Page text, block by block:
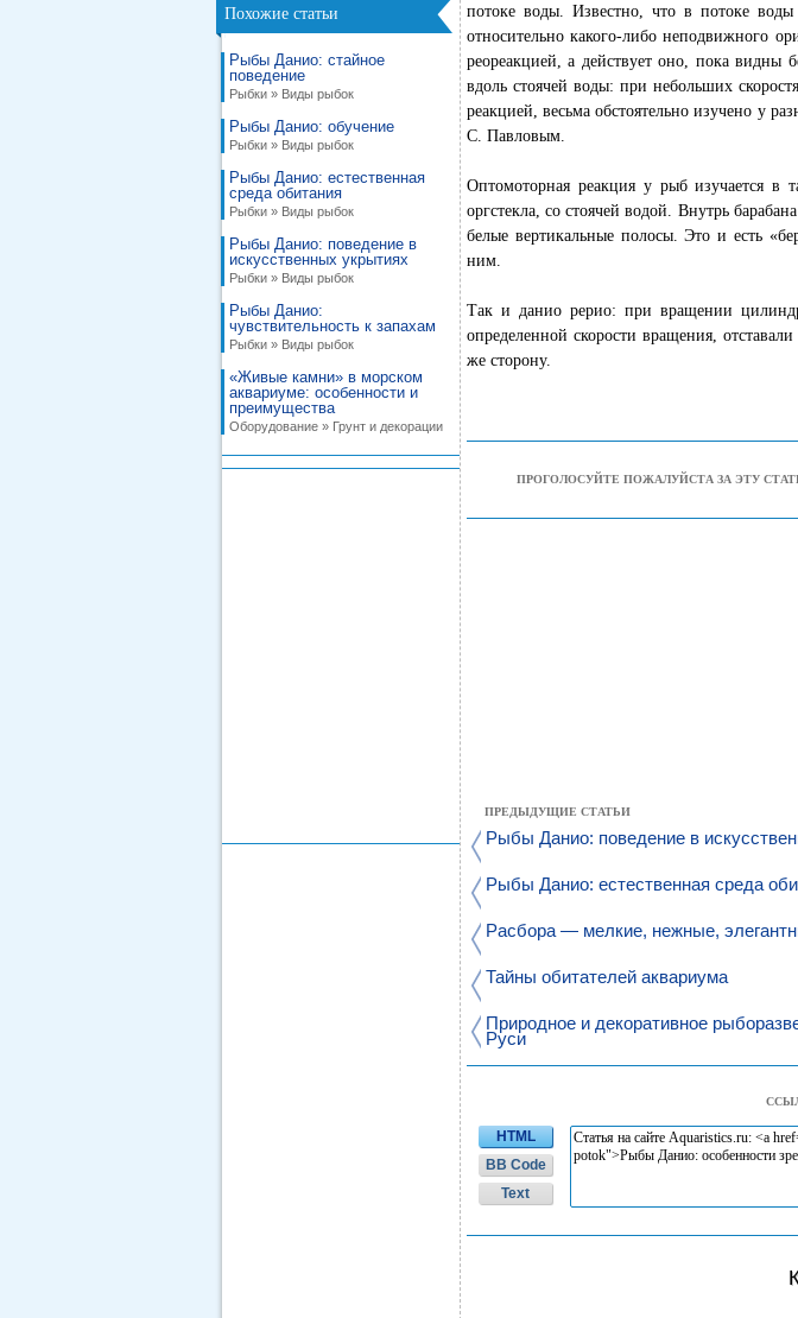
Похожие статьи
Рыбы Данио: стайное
поведение
Рыбки » Виды рыбок
Рыбы Данио: обучение
Рыбки » Виды рыбок
Рыбы Данио: естественная
среда обитания
Рыбки » Виды рыбок
Рыбы Данио: поведение в
искусственных укрытиях
Рыбки » Виды рыбок
Рыбы Данио:
чувствительность к запахам
Рыбки » Виды рыбок
«Живые камни» в морском
аквариуме: особенности и
преимущества
Оборудование » Грунт и декорации
потоке воды. Известно, что в потоке
относительно какого-либо неподвижного
реореакцией, а действует оно, пока видны
вдоль стоячей воды: при небольших
реакцией, весьма обстоятельно изучено у
С. Павловым.
Оптомоторная реакция у рыб изучается в
оргстекла, со стоячей водой. Внутрь
белые вертикальные полосы. Это и есть
ним.
Так и данио рерио: при вращении
определенной скорости вращения,
же сторону.
ПРОГОЛОСУЙТЕ ПОЖАЛУЙСТА ЗА ЭТУ
ПРЕДЫДУЩИЕ СТАТЬИ
Рыбы Данио: поведение в
Рыбы Данио: естественная среда
Расбора — мелкие, нежные,
Тайны обитателей аквариума
Природное и декоративное
Руси
HTML
BB Code
Text